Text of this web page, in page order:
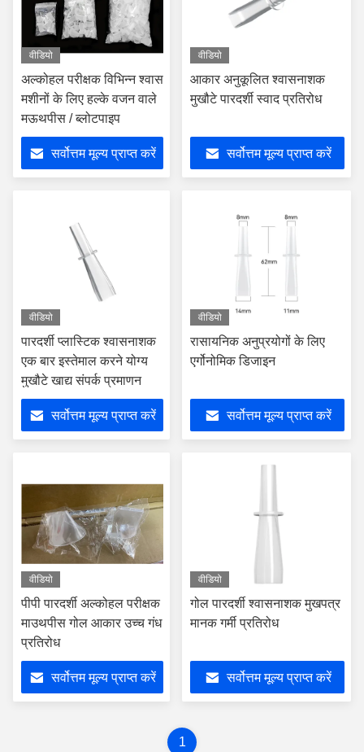
वीडियो
अल्कोहल परीक्षक विभिन्न श्वास
मशीनों के लिए हल्के वजन वाले
मऊथपीस / ब्लोटपाइप
सर्वोत्तम मूल्य प्राप्त करें
वीडियो
आकार अनुकूलित श्वासनाशक
मुखौटे पारदर्शी स्वाद प्रतिरोध
सर्वोत्तम मूल्य प्राप्त करें
वीडियो
पारदर्शी प्लास्टिक श्वासनाशक
एक बार इस्तेमाल करने योग्य
मुखौटे खाद्य संपर्क प्रमाणन
सर्वोत्तम मूल्य प्राप्त करें
वीडियो
रासायनिक अनुप्रयोगों के लिए
एर्गोनोमिक डिजाइन
सर्वोत्तम मूल्य प्राप्त करें
वीडियो
पीपी पारदर्शी अल्कोहल परीक्षक
माउथपीस गोल आकार उच्च गंध
प्रतिरोध
सर्वोत्तम मूल्य प्राप्त करें
वीडियो
गोल पारदर्शी श्वासनाशक मुखपत्र
मानक गर्मी प्रतिरोध
सर्वोत्तम मूल्य प्राप्त करें
1